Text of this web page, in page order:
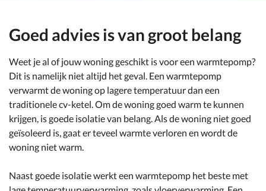
Goed advies is van groot belang
Weet je al of jouw woning geschikt is voor een warmtepomp?
Dit is namelijk niet altijd het geval. Een warmtepomp
verwarmt de woning op lagere temperatuur dan een
traditionele cv-ketel. Om de woning goed warm te kunnen
krijgen, is goede isolatie van belang. Als de woning niet goed
geïsoleerd is, gaat er teveel warmte verloren en wordt de
woning niet warm.
Naast goede isolatie werkt een warmtepomp het beste met